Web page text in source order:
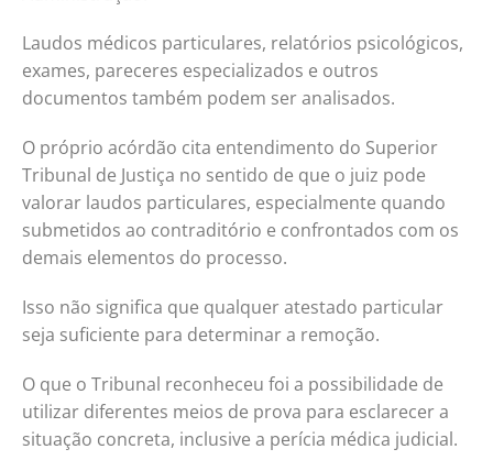
Laudos médicos particulares, relatórios psicológicos,
exames, pareceres especializados e outros
documentos também podem ser analisados.
O próprio acórdão cita entendimento do Superior
Tribunal de Justiça no sentido de que o juiz pode
valorar laudos particulares, especialmente quando
submetidos ao contraditório e confrontados com os
demais elementos do processo.
Isso não significa que qualquer atestado particular
seja suficiente para determinar a remoção.
O que o Tribunal reconheceu foi a possibilidade de
utilizar diferentes meios de prova para esclarecer a
situação concreta, inclusive a perícia médica judicial.